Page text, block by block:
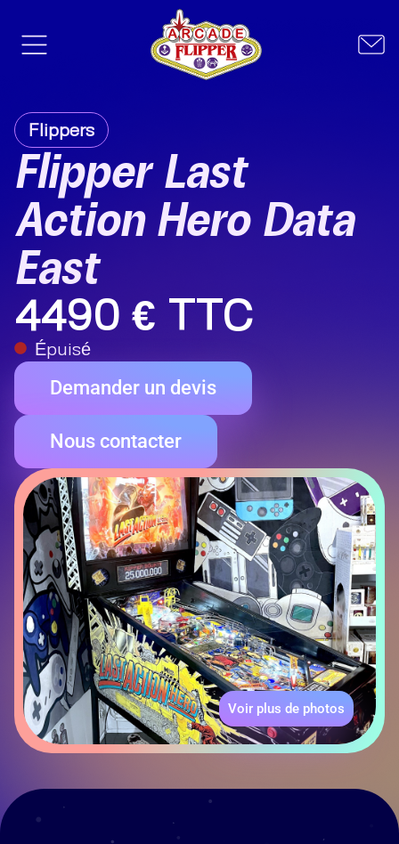
Flippers
Flipper Last
Action Hero Data
East
4490 € TTC
Épuisé
Demander un devis
Nous contacter
Voir plus de photos